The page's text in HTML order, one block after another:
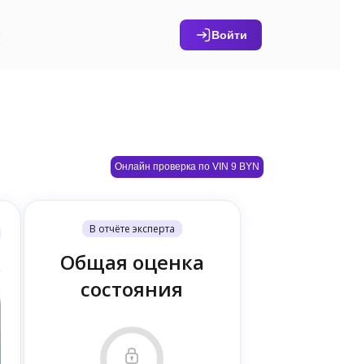
Войти
Онлайн проверка по VIN 9 BYN
В отчёте эксперта
Общая оценка
состояния